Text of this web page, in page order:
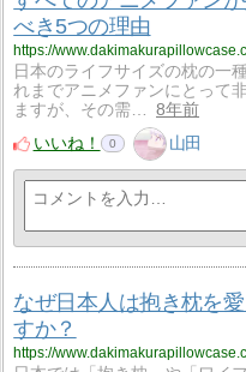
べき5つの理由
日本のライフサイズの枕の一
れまでアニメファンにとって
ますが、その需…
8年前
いいね！
0 山田
なぜ日本人は抱き枕を
すか？